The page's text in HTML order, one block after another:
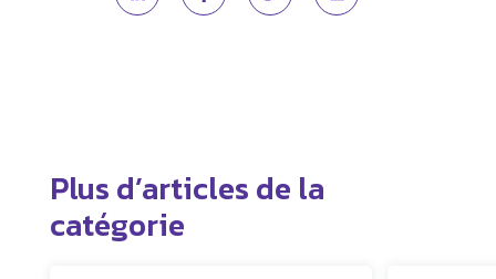
Plus d’articles de la
catégorie